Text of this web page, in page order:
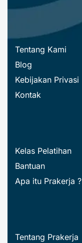
Tentang Kami
Blog
Kebijakan Privasi
Kontak
Kelas Pelatihan
Bantuan
Apa itu Prakerja ?
Tentang Prakerja